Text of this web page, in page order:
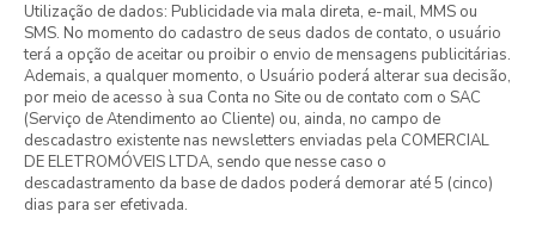
Utilização de dados: Publicidade via mala direta, e-mail, MMS ou
SMS. No momento do cadastro de seus dados de contato, o usuário
terá a opção de aceitar ou proibir o envio de mensagens publicitárias.
Ademais, a qualquer momento, o Usuário poderá alterar sua decisão,
por meio de acesso à sua Conta no Site ou de contato com o SAC
(Serviço de Atendimento ao Cliente) ou, ainda, no campo de
descadastro existente nas newsletters enviadas pela COMERCIAL
DE ELETROMÓVEIS LTDA, sendo que nesse caso o
descadastramento da base de dados poderá demorar até 5 (cinco)
dias para ser efetivada.